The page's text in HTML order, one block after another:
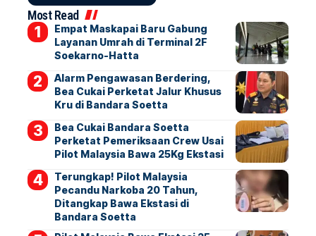
Most Read
Empat Maskapai Baru Gabung
Layanan Umrah di Terminal 2F
Soekarno-Hatta
Alarm Pengawasan Berdering,
Bea Cukai Perketat Jalur Khusus
Kru di Bandara Soetta
Bea Cukai Bandara Soetta
Perketat Pemeriksaan Crew Usai
Pilot Malaysia Bawa 25Kg Ekstasi
Terungkap! Pilot Malaysia
Pecandu Narkoba 20 Tahun,
Ditangkap Bawa Ekstasi di
Bandara Soetta